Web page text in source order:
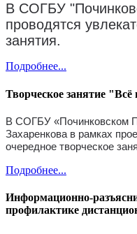
В СОГБУ
проводятся
занятия.
Подробнее...
Творческое занятие "Всё
В СОГБУ «Починковском
Захаренкова в рамках
очередное творческое
Подробнее...
Информационно-
профилактике